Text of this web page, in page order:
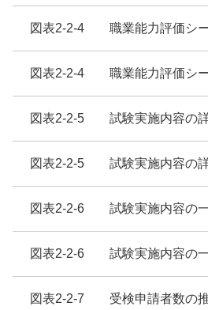
図表2-2-4 職業能力評価シ
図表2-2-4 職業能力評価シ
図表2-2-5 試験実施内容の詳
図表2-2-5 試験実施内容の
図表2-2-6 試験実施内容の一
図表2-2-6 試験実施内容の
図表2-2-7 受検申請者数の推